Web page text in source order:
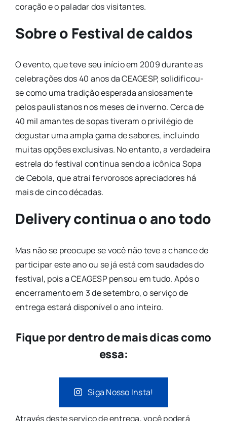
coração e o paladar dos visitantes.
Sobre o Festival de caldos
O evento, que teve seu início em 2009 durante as
celebrações dos 40 anos da CEAGESP, solidificou-
se como uma tradição esperada ansiosamente
pelos paulistanos nos meses de inverno. Cerca de
40 mil amantes de sopas tiveram o privilégio de
degustar uma ampla gama de sabores, incluindo
muitas opções exclusivas. No entanto, a verdadeira
estrela do festival continua sendo a icônica Sopa
de Cebola, que atrai fervorosos apreciadores há
mais de cinco décadas.
Delivery continua o ano todo
Mas não se preocupe se você não teve a chance de
participar este ano ou se já está com saudades do
festival, pois a CEAGESP pensou em tudo. Após o
encerramento em 3 de setembro, o serviço de
entrega estará disponível o ano inteiro.
Fique por dentro de mais dicas como
essa:
Siga Nosso Insta!
Através deste serviço de entrega, você poderá